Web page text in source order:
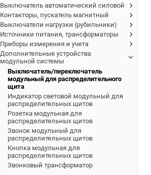
Выключатель автоматический силовой
Контакторы, пускатель магнитный
Выключатели нагрузки (рубильники)
Источники питания, трансформаторы
Приборы измерения и учета
Дополнительные устройства
модульной системы
Выключатель/переключатель
модульный для распределительного
щита
Индикатор световой модульный для
распределительных щитов
Розетка модульная для
распределительных щитов
Звонок модульный для
распределительных щитов
Кнопка модульная для
распределительных щитов
Звонковый трансформатор